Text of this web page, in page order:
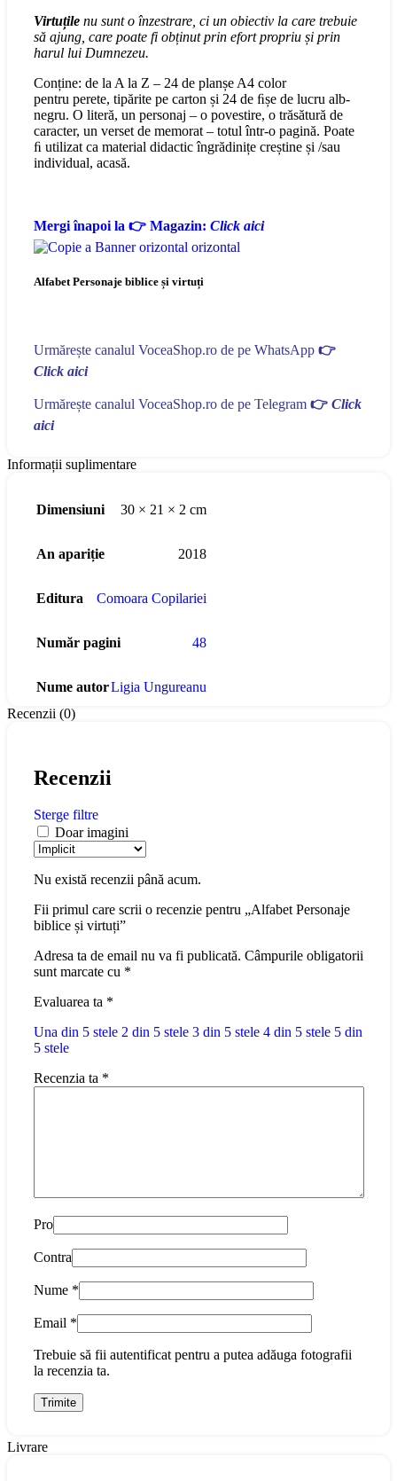
Virtuțile nu sunt o înzestrare, ci un obiectiv la care trebuie
să ajung, care poate fi obținut prin efort propriu și prin
harul lui Dumnezeu.
Conține: de la A la Z – 24 de planșe A4 color
pentru perete, tipărite pe carton și 24 de ﬁșe de lucru alb-
negru. O literă, un personaj – o povestire, o trăsătură de
caracter, un verset de memorat – totul într-o pagină. Poate
ﬁ utilizat ca material didactic îngrădinițe creștine și /sau
individual, acasă.
Mergi înapoi la 👉 Magazin: Click aici
Alfabet Personaje biblice și virtuți
Urmărește canalul VoceaShop.ro de pe WhatsApp 👉
Click aici
Urmărește canalul VoceaShop.ro de pe Telegram 👉 Click
aici
Informații suplimentare
Dimensiuni 30 × 21 × 2 cm
An apariție 2018
Editura Comoara Copilariei
Număr pagini 48
Nume autorLigia Ungureanu
Recenzii (0)
Recenzii
Sterge filtre
Doar imagini
Nu există recenzii până acum.
Fii primul care scrii o recenzie pentru „Alfabet Personaje
biblice și virtuți”
Adresa ta de email nu va fi publicată. Câmpurile obligatorii
sunt marcate cu *
Evaluarea ta *
Una din 5 stele 2 din 5 stele 3 din 5 stele 4 din 5 stele 5 din
5 stele
Recenzia ta *
Pro
Contra
Nume *
Email *
Trebuie să fii autentificat pentru a putea adăuga fotografii
la recenzia ta.
Livrare